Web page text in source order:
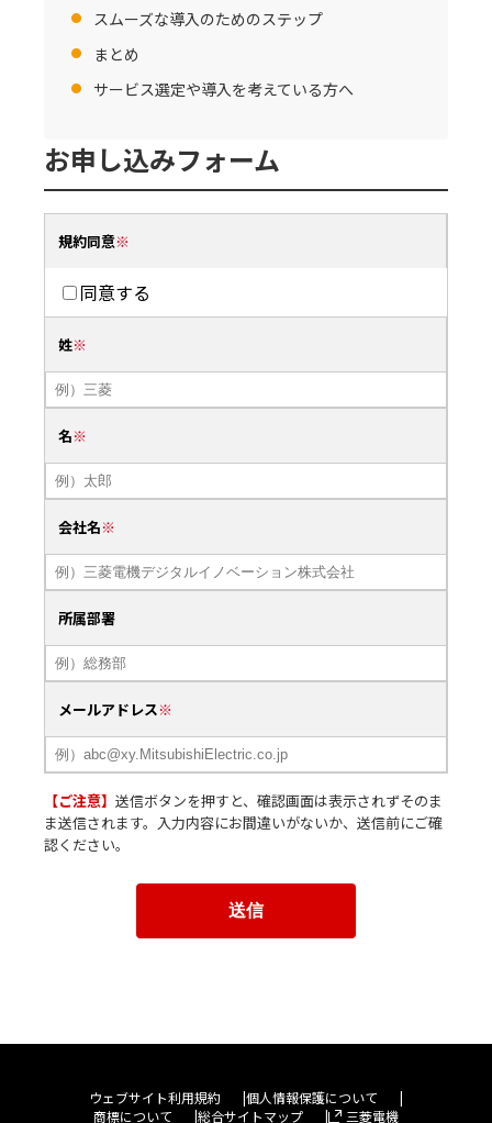
スムーズな導入のためのステップ
まとめ
サービス選定や導入を考えている方へ
お申し込みフォーム
規約同意
同意する
姓
名
会社名
所属部署
メールアドレス
【ご注意】 送信ボタンを押すと、確認画面は表示されずそのま
ま送信されます。入力内容にお間違いがないか、送信前にご確
認ください。
ウェブサイト利用規約
個人情報保護について
商標について
総合サイトマップ 三菱電機